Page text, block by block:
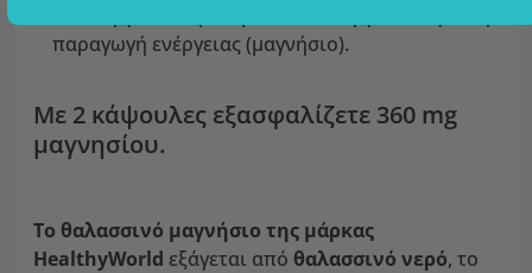
παραγωγή ενέργειας (μαγνήσιο).
Με 2 κάψουλες εξασφαλίζετε 360 mg
μαγνησίου.
Το θαλασσινό μαγνήσιο της μάρκας
HealthyWorld εξάγεται από θαλασσινό νερό, το